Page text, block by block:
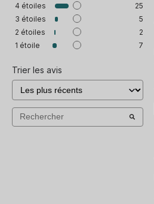
4 étoiles
25
3 étoiles
5
2 étoiles
2
1 étoile 7
Trier les avis